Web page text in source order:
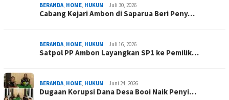
BERANDA, HOME, HUKUM Juli 30, 2026
Cabang Kejari Ambon di Saparua Beri Peny…
BERANDA, HOME, HUKUM Juli 16, 2026
Satpol PP Ambon Layangkan SP1 ke Pemilik…
BERANDA, HOME, HUKUM Juni 24, 2026
Dugaan Korupsi Dana Desa Booi Naik Penyi…